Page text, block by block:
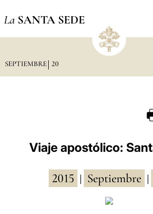
La SANTA SEDE
SEPTIEMBRE 20
Viaje apostólico:
2015 Septiembre